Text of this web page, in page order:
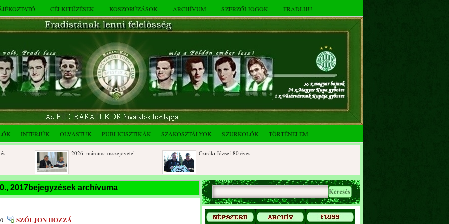
CÉLKITŰZÉSEK KOSZORÚZÁSOK ARCHÍVUM SZERZŐI JOGOK FRADI.HU
INTERJÚK OLVASTUK PUBLICISZTIKÁK SZAKOSZTÁLYOK SZURKOLÓK TÖRTÉNELEM
2026. márciusi összejövetel Cziráki József 80 éves
Rendkívüli közgyűlés és a 2025.
novemberi összejövetel
Dálnoki József 90 éves
2017bejegyzések archívuma
SZÓLJON HOZZÁ